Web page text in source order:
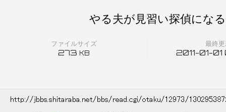
ファイルサイズ
273 KB
最終
2011-01-
やる夫が見習い探偵にな
http://jbbs.shitaraba.net/bbs/read.cgi/otaku/12973/